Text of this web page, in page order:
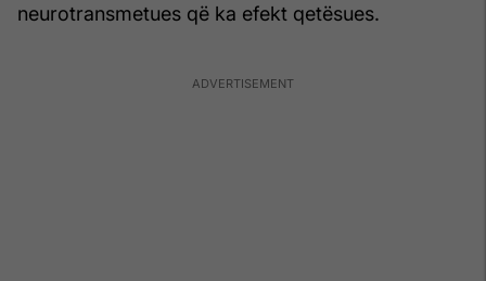
neurotransmetues që ka efekt qetësues.